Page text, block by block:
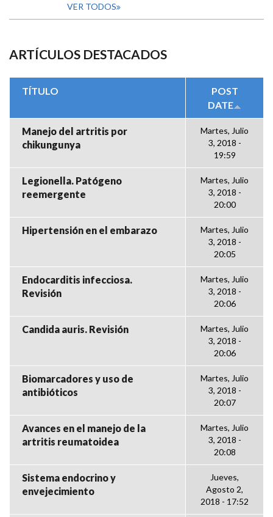
VER TODOS
ARTÍCULOS DESTACADOS
TÍTULO
POST
DATE
Manejo del artritis por
chikungunya
Martes, Julio
3, 2018 -
19:59
Legionella. Patógeno
reemergente
Martes, Julio
3, 2018 -
20:00
Hipertensión en el embarazo
Martes, Julio
3, 2018 -
20:05
Endocarditis infecciosa.
Revisión
Martes, Julio
3, 2018 -
20:06
Candida auris. Revisión
Martes, Julio
3, 2018 -
20:06
Biomarcadores y uso de
antibióticos
Martes, Julio
3, 2018 -
20:07
Avances en el manejo de la
artritis reumatoidea
Martes, Julio
3, 2018 -
20:08
Sistema endocrino y
envejecimiento
Jueves,
Agosto 2,
2018 - 17:52